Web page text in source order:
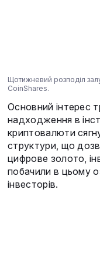
Щотижневий розподіл
CoinShares.
Основний інтерес
надходження в
криптовалюти
структури, що
цифрове золото,
побачили в цьому
інвесторів.